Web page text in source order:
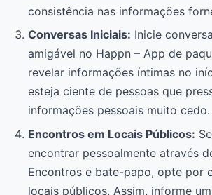
consistência nas informações
Conversas Iniciais: Inicie
amigável no Happn – App de
revelar informações íntimas no
esteja ciente de pessoas que
informações pessoais muito cedo.
Encontros em Locais Públicos:
encontrar pessoalmente através
Encontros e bate-papo, opte por
locais públicos. Assim, informe